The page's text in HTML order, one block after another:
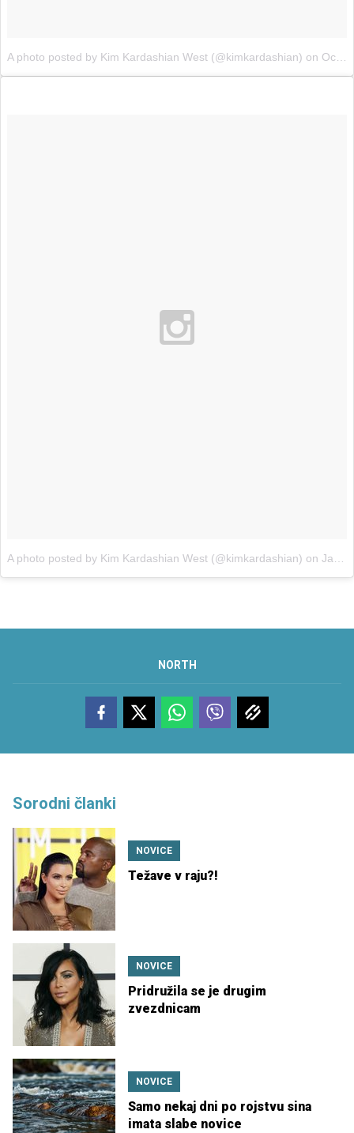
A photo posted by Kim Kardashian West (@kimkardashian) on Oct 28, 2015 at 5:55pm PDT
A photo posted by Kim Kardashian West (@kimkardashian) on Jan 28, 2016 at 10:27pm PST
NORTH
Sorodni članki
NOVICE
Težave v raju?!
NOVICE
Pridružila se je drugim
zvezdnicam
NOVICE
Samo nekaj dni po rojstvu sina
imata slabe novice